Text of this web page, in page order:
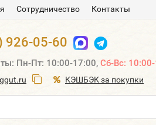
Сотрудничество Контакты
926-05-60
Пн-Пт: 10:00-17:00, Сб-Вс:
КЭШБЭК за покупки